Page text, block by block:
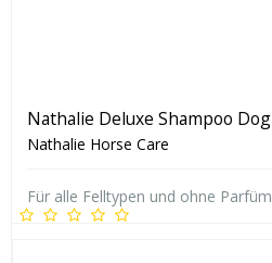
Nathalie Deluxe Shampoo Dog
Nathalie Horse Care
Für alle Felltypen und ohne Parfüm